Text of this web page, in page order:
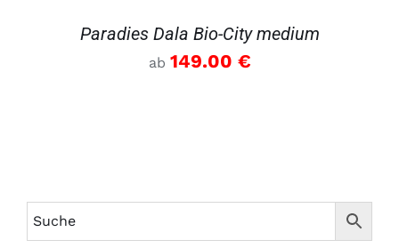
Paradies Dala Bio-City medium
ab 149.00 €